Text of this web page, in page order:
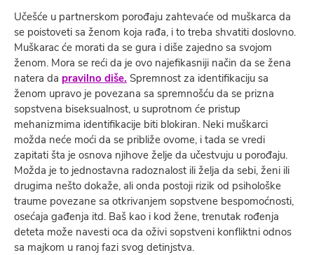
Učešće u partnerskom porođaju zahtevaće od muškarca da
se poistoveti sa ženom koja rađa, i to treba shvatiti doslovno.
Muškarac će morati da se gura i diše zajedno sa svojom
ženom. Mora se reći da je ovo najefikasniji način da se žena
natera da pravilno diše. Spremnost za identifikaciju sa
ženom upravo je povezana sa spremnošću da se prizna
sopstvena biseksualnost, u suprotnom će pristup
mehanizmima identifikacije biti blokiran. Neki muškarci
možda neće moći da se približe ovome, i tada se vredi
zapitati šta je osnova njihove želje da učestvuju u porođaju.
Možda je to jednostavna radoznalost ili želja da sebi, ženi ili
drugima nešto dokaže, ali onda postoji rizik od psihološke
traume povezane sa otkrivanjem sopstvene bespomoćnosti,
osećaja gađenja itd. Baš kao i kod žene, trenutak rođenja
deteta može navesti oca da oživi sopstveni konfliktni odnos
sa majkom u ranoj fazi svog detinjstva.